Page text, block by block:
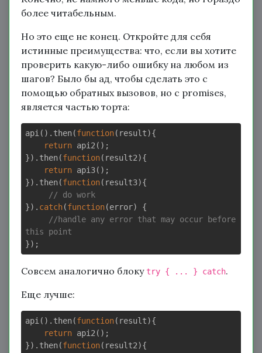
более читабельным.
Но это еще не конец. Откройте для себя
истинные преимущества: что, если вы хотите
проверить какую-либо ошибку на любом из
шагов? Было бы ад, чтобы сделать это с
помощью обратных вызовов, но с promises,
является частью торта:
api().then(function(result){
return api2();
}).then(function(result2){
return api3();
}).then(function(result3){
// do work
}). catch(function(error)
{
//handle any error that may occur before
this point
Совсем аналогично блоку try { ... } catch.
Еще лучше:
api().then(function(result){
return api2();
}).then(function(result2){